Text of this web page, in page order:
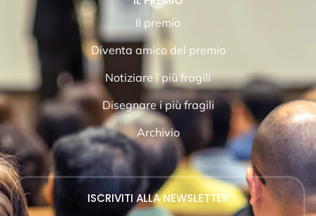
Il premio
Diventa amico del premio
Notiziare i più fragili
Disegnare i più fragili
Archivio
ISCRIVITI ALLA NEWSLETTER